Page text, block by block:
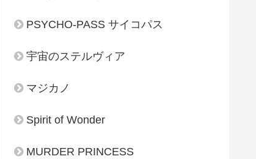
PSYCHO-PASS サイコパス
宇宙のステルヴィア
マジカノ
Spirit of Wonder
MURDER PRINCESS